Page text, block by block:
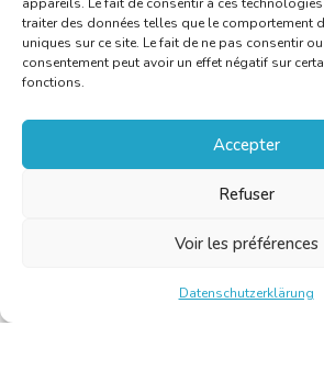
traiter des données telles que le comportement
uniques sur ce site. Le fait de ne pas consentir
consentement peut avoir un effet négatif sur
fonctions.
Accepter
Refuser
Voir les préférences
Datenschutzerklärung